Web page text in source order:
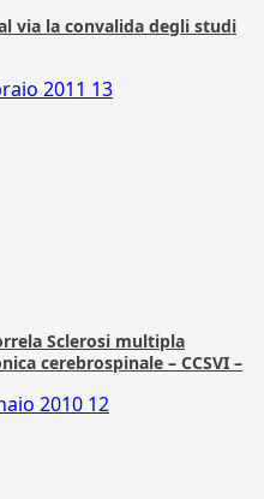
via la convalida degli studi
2011 13
Sclerosi multipla
cerebrospinale – CCSVI –
2010 12